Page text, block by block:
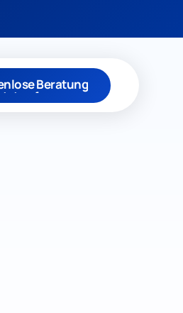
Beratung
anfragen